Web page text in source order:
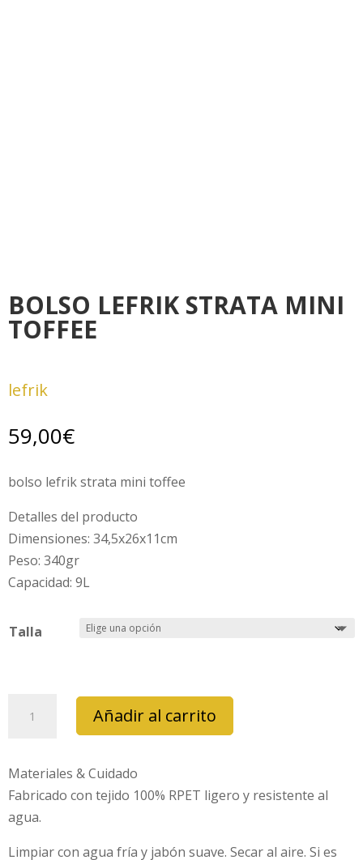
BOLSO LEFRIK STRATA MINI
TOFFEE
lefrik
59,00€
bolso lefrik strata mini toffee
Detalles del producto
Dimensiones: 34,5x26x11cm
Peso: 340gr
Capacidad: 9L
Talla
lefrik
mini
toffee
cantidad
Añadir al carrito
Materiales & Cuidado
Fabricado con tejido 100% RPET ligero y resistente al
agua.
Limpiar con agua fría y jabón suave. Secar al aire. Si es